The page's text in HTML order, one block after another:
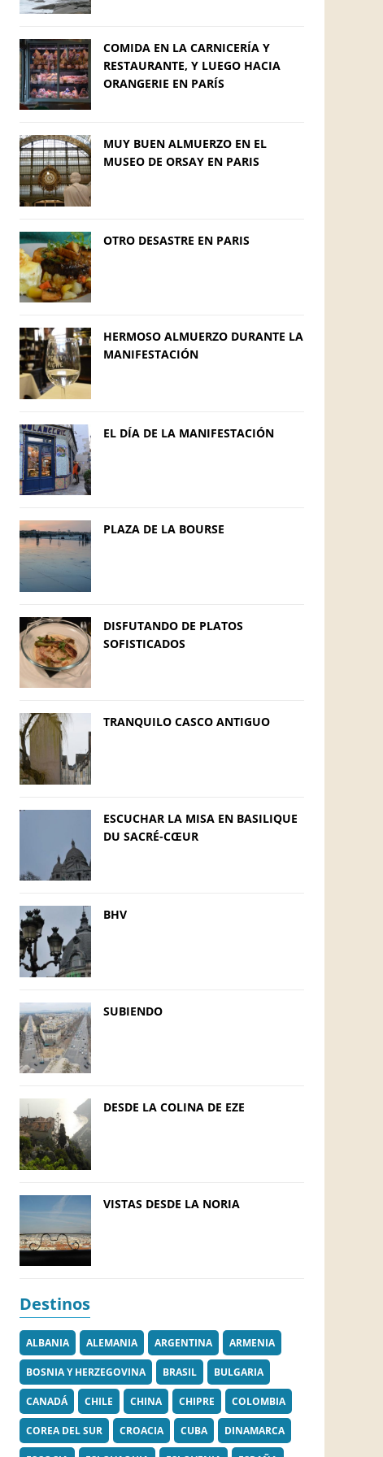
COMIDA EN LA CARNICERÍA Y
RESTAURANTE, Y LUEGO HACIA
ORANGERIE EN PARÍS
MUY BUEN ALMUERZO EN EL
MUSEO DE ORSAY EN PARIS
OTRO DESASTRE EN PARIS
HERMOSO ALMUERZO DURANTE LA
MANIFESTACIÓN
EL DÍA DE LA MANIFESTACIÓN
PLAZA DE LA BOURSE
DISFUTANDO DE PLATOS
SOFISTICADOS
TRANQUILO CASCO ANTIGUO
ESCUCHAR LA MISA EN BASILIQUE
DU SACRÉ-CŒUR
BHV
SUBIENDO
DESDE LA COLINA DE EZE
VISTAS DESDE LA NORIA
Destinos
ALBANIA ALEMANIA ARGENTINA ARMENIA
BOSNIA Y HERZEGOVINA BRASIL BULGARIA
CANADÁ CHILE CHINA CHIPRE COLOMBIA
COREA DEL SUR CROACIA CUBA DINAMARCA